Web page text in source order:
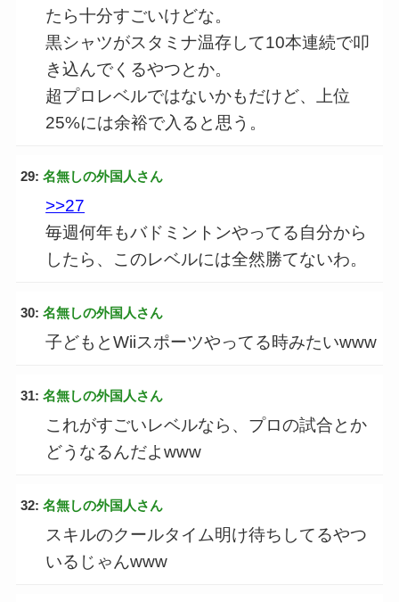
たら十分すごいけどな。
黒シャツがスタミナ温存して10本連続で叩
き込んでくるやつとか。
超プロレベルではないかもだけど、上位
25%には余裕で入ると思う。
29: 名無しの外国人さん
>>27
毎週何年もバドミントンやってる自分から
したら、このレベルには全然勝てないわ。
30: 名無しの外国人さん
子どもとWiiスポーツやってる時みたいwww
31: 名無しの外国人さん
これがすごいレベルなら、プロの試合とか
どうなるんだよwww
32: 名無しの外国人さん
スキルのクールタイム明け待ちしてるやつ
いるじゃんwww